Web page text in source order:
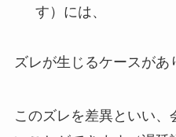
す）には、
ズレが生じるケースがあ
このズレを差異といい